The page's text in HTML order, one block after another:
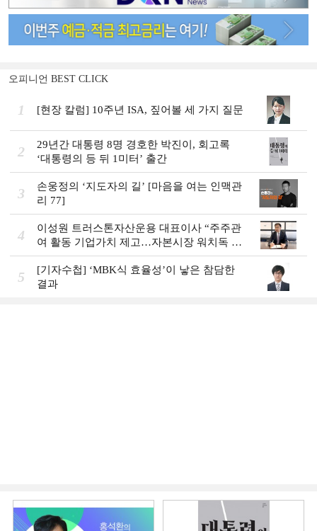
오피니언 BEST CLICK
1 [현장 칼럼] 10주년 ISA, 짚어볼 세 가지 질문
2
29년간 대통령 8명 경호한 박진이, 회고록
‘대통령의 등 뒤 1미터’ 출간
3
손웅정의 ‘지도자의 길’ [마음을 여는 인맥관
리 77]
4
이성원 트러스톤자산운용 대표이사 “주주관
여 활동 기업가치 제고…자본시장 워치독 역
할”
5
[기자수첩] ‘MBK식 효율성’이 낳은 참담한
결과